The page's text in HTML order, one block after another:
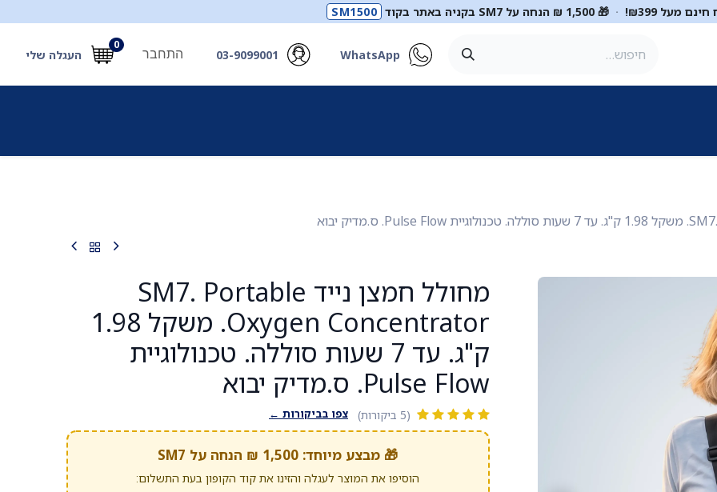
מעל ₪399! · 🎁 1,500 ₪ הנחה על SM7 בקניה באתר בקוד SM1500
WhatsApp
03-9099001
0
העגלה שלי התחבר
מחולל חמצן נייד SM7. Portable
Oxygen Concentrator. משקל 1.98
ק"ג. עד 7 שעות סוללה. טכנולוגיית
Pulse Flow. ס.מדיק יבוא
(5 ביקורות) צפו בביקורות ←
🎁 מבצע מיוחד: 1,500 ₪ הנחה על SM7
הוסיפו את המוצר לעגלה והזינו את קוד הקופון בעת התשלום: